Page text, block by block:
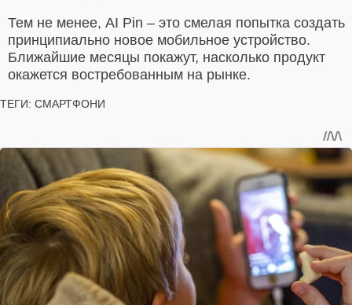
Тем не менее, AI Pin – это смелая попытка создать
принципиально новое мобильное устройство.
Ближайшие месяцы покажут, насколько продукт
окажется востребованным на рынке.
ТЕГИ: СМАРТФОНИ